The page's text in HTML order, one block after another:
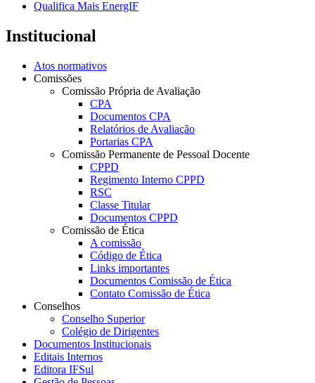
Qualifica Mais EnergIF
Institucional
Atos normativos
Comissões
Comissão Própria de Avaliação
CPA
Documentos CPA
Relatórios de Avaliação
Portarias CPA
Comissão Permanente de Pessoal Docente
CPPD
Regimento Interno CPPD
RSC
Classe Titular
Documentos CPPD
Comissão de Ética
A comissão
Código de Ética
Links importantes
Documentos Comissão de Ética
Contato Comissão de Ética
Conselhos
Conselho Superior
Colégio de Dirigentes
Documentos Institucionais
Editais Internos
Editora IFSul